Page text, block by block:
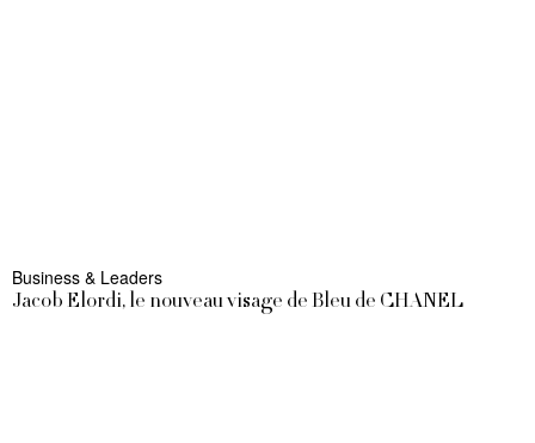
Business & Leaders
Jacob Elordi, le nouveau visage de Bleu de CHANEL